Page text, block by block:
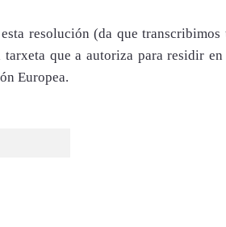
resolución (da que
tarxeta que a autoriza para residir
Europea.